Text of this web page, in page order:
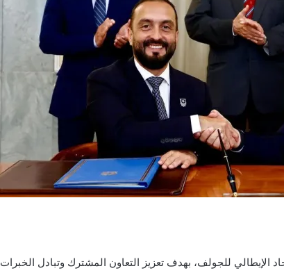
الإيطالي للجولف، بهدف تعزيز التعاون المشترك وتبادل الخبرات